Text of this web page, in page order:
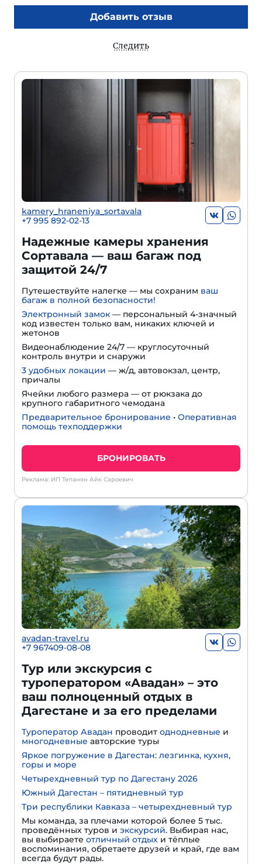
Добавить отзыв
Следить
kamery_hraneniya_sortavala
+7 995 892-02-13
Надежные камеры хранения
Сортавала — ваш багаж под
защитой 24/7
Путешествуйте налегке — мы сохраним ваш
багаж в полной безопасности!
Электронный замок — персональный 4-значный
код известен только вам, никаких ключей и
жетонов
Видеонаблюдение 24/7 — круглосуточный
контроль внутри и снаружи
3 удобных локации — ж/д, автовокзал, центр,
причалы
Ячейки любого размера — от рюкзака до
крупного габаритного чемодана
Предварительное бронирование • Оперативная
помощь техподдержки
БРОНИРОВАТЬ
Реклама: ИП Тепанян Айк Сароевич
avadan-travel.ru
+7 967409-08-08
Тур или экскурсия с
туроператором «Авадан» – это
ваш полноценный отдых в
Дагестане и за его пределами
Туроператор Авадан проводит однодневные и
многодневные авторские туры
Яркое погружение в Дагестан: лезгинка, кухня,
горы и море
Четырехдневный тур по Дагестану 2026
Южный Дагестан – пятидневный тур
Три республики Кавказа – четырехдневный тур
Мы команда, за плечами которой более 5 тыс.
проведённых туров и экскурсий. Выбирая нас,
вы выбираете отличный отдых и тёплые
воспоминания, обретаете друзей и край, где вам
всегда будут рады.